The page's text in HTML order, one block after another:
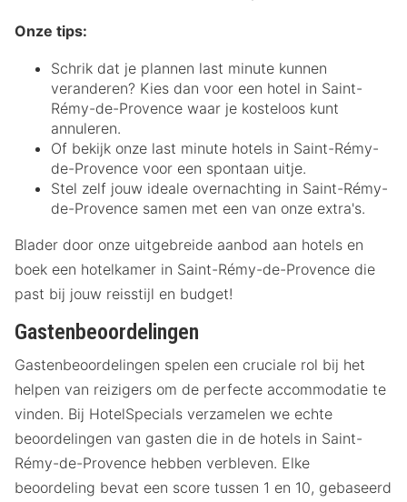
Onze tips:
Schrik dat je plannen last minute kunnen
veranderen? Kies dan voor een hotel in Saint-
Rémy-de-Provence waar je kosteloos kunt
annuleren.
Of bekijk onze last minute hotels in Saint-Rémy-
de-Provence voor een spontaan uitje.
Stel zelf jouw ideale overnachting in Saint-Rémy-
de-Provence samen met een van onze extra's.
Blader door onze uitgebreide aanbod aan hotels en
boek een hotelkamer in Saint-Rémy-de-Provence die
past bij jouw reisstijl en budget!
Gastenbeoordelingen
Gastenbeoordelingen spelen een cruciale rol bij het
helpen van reizigers om de perfecte accommodatie te
vinden. Bij HotelSpecials verzamelen we echte
beoordelingen van gasten die in de hotels in Saint-
Rémy-de-Provence hebben verbleven. Elke
beoordeling bevat een score tussen 1 en 10, gebaseerd